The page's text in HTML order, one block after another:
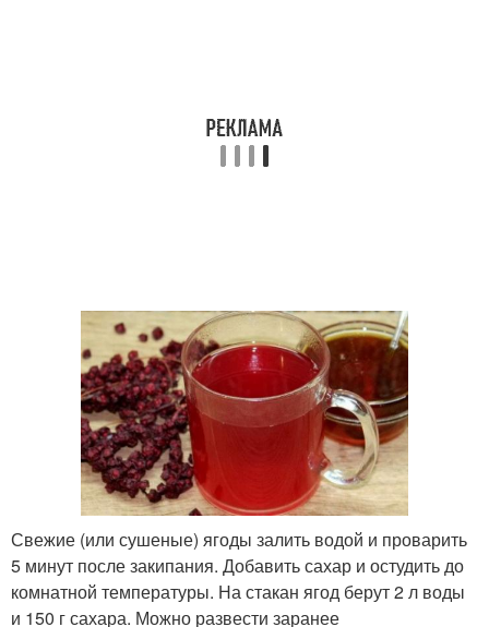
Свежие (или сушеные) ягоды залить водой и проварить
5 минут после закипания. Добавить сахар и остудить до
комнатной температуры. На стакан ягод берут 2 л воды
и 150 г сахара. Можно развести заранее